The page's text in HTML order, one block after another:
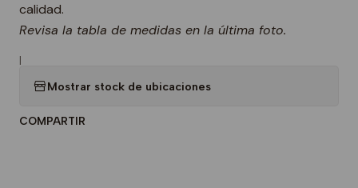
calidad.
Revisa la tabla de medidas en la última foto.
|
Mostrar stock de ubicaciones
COMPARTIR